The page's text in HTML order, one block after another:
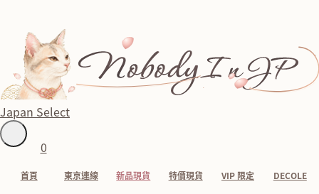
Japan Select
0
首頁 東京連線 新品現貨 特價現貨 VIP 限定 DECOLE